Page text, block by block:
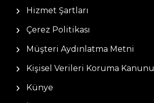
Hizmet Şartları
Çerez Politikası
Müşteri Aydınlatma Metni
Kişisel Verileri Koruma Kanunu
Künye